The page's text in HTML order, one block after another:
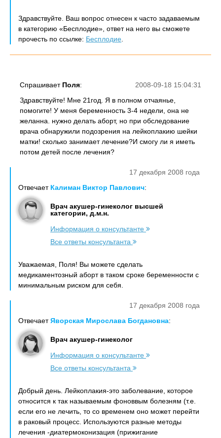
Здравствуйте. Ваш вопрос отнесен к часто задаваемым
в категорию «Бесплодие», ответ на него вы сможете
прочесть по ссылке: Бесплодие
2008-09-18 15:04:31
Спрашивает Поля:
Здравствуйте! Мне 21год. Я в полном отчаянье,
помогите! У меня беременность 3-4 недели, она не
желанна. нужно делать аборт, но при обследование
врача обнаружили подозрения на лейкоплакию шейки
матки! сколько занимает лечение?И смогу ли я иметь
потом детей после лечения?
17 декабря 2008 года
Отвечает Калиман Виктор Павлович:
Врач акушер-гинеколог высшей
категории, д.м.н.
Информация о консультанте
Все ответы консультанта
Уважаемая, Поля! Вы можете сделать
медикаментозный аборт в таком сроке беременности с
минимальным риском для себя.
17 декабря 2008 года
ОтвечаетЯворская Мирослава Богдановна:
Врач акушер-гинеколог
Информация о консультанте
Все ответы консультанта
Добрый день. Лейкоплакия-это заболевание, которое
относится к так называемым фоноввым болезням (т.е.
если его не лечить, то со временем оно может перейти
в раковый процесс. Используются разные методы
лечения -диатермоконизация (прижигание